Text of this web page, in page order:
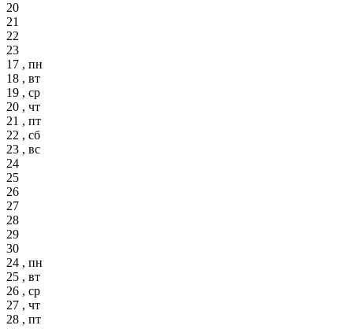
20
21
22
23
17 , пн
18 , вт
19 , ср
20 , чт
21 , пт
22 , сб
23 , вс
24
25
26
27
28
29
30
24 , пн
25 , вт
26 , ср
27 , чт
28 , пт